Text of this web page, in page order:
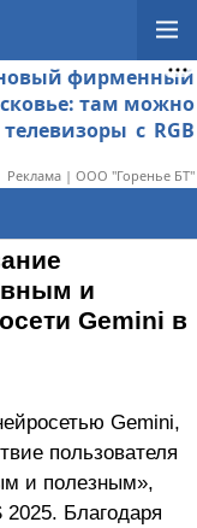
фирменный
там можно
с RGB
Реклама | ООО "Горенье БТ"
и
Gemini в
Gemini,
пользователя
и полезным»,
Благодаря